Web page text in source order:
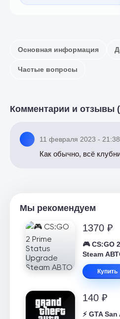
Основная информация
Частые вопросы
Комментарии и отзывы
11 февраля 2023 - 21:38
Как обычно, всё
Мы рекомендуем
1370 ₽
🎮 CS:GO
Steam
Купить
140 ₽
⚡️ GTA